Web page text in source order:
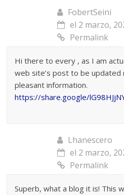
FobertSeini
el 2 marzo,
Permalink
Hi there to every , as I am
web site’s post to be updated
pleasant information.
https://share.google/
Lhanescero
el 2 marzo,
Permalink
Superb, what a blog it is! This